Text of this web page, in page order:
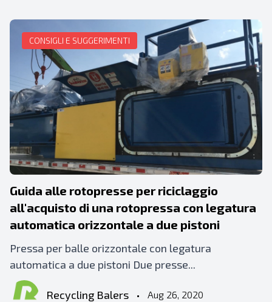
CONSIGLI E SUGGERIMENTI
Guida alle rotopresse per riciclaggio
all'acquisto di una rotopressa con legatura
automatica orizzontale a due pistoni
Pressa per balle orizzontale con legatura
automatica a due pistoni Due presse...
Recycling Balers • Aug 26, 2020